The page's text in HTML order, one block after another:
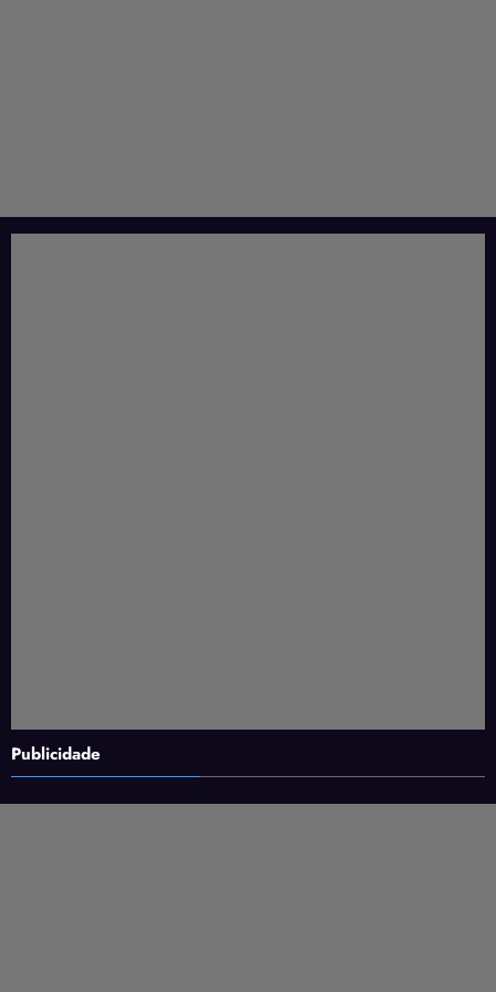
Publicidade